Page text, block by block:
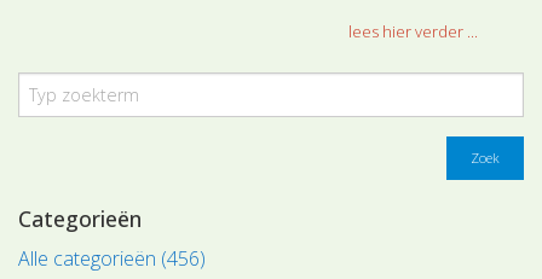
lees hier verder ...
Zoek
Categorieën
Alle categorieën (456)